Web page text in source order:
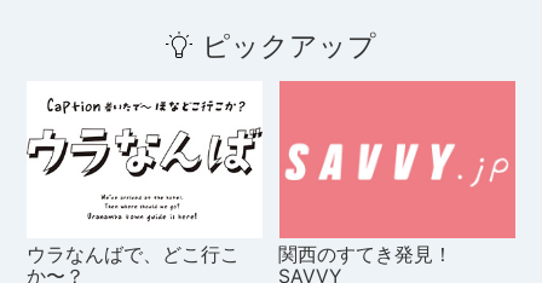
ピックアップ
ウラなんばで、どこ行こ
か〜？
関西のすてき発見！
SAVVY